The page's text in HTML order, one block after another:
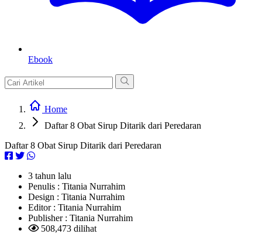
Ebook
Home
Daftar 8 Obat Sirup Ditarik dari Peredaran
Daftar 8 Obat Sirup Ditarik dari Peredaran
3 tahun lalu
Penulis : Titania Nurrahim
Design : Titania Nurrahim
Editor : Titania Nurrahim
Publisher : Titania Nurrahim
508,473 dilihat